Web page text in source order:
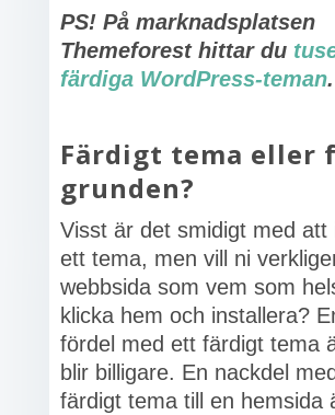
PS! På marknadsplatsen
Themeforest hittar du
färdiga WordPress-teman.
Färdigt tema eller
grunden?
Visst är det smidigt med att
ett tema, men vill ni
webbsida som vem som
klicka hem och installera?
fördel med ett färdigt tema
blir billigare. En nackdel
färdigt tema till en hemsida